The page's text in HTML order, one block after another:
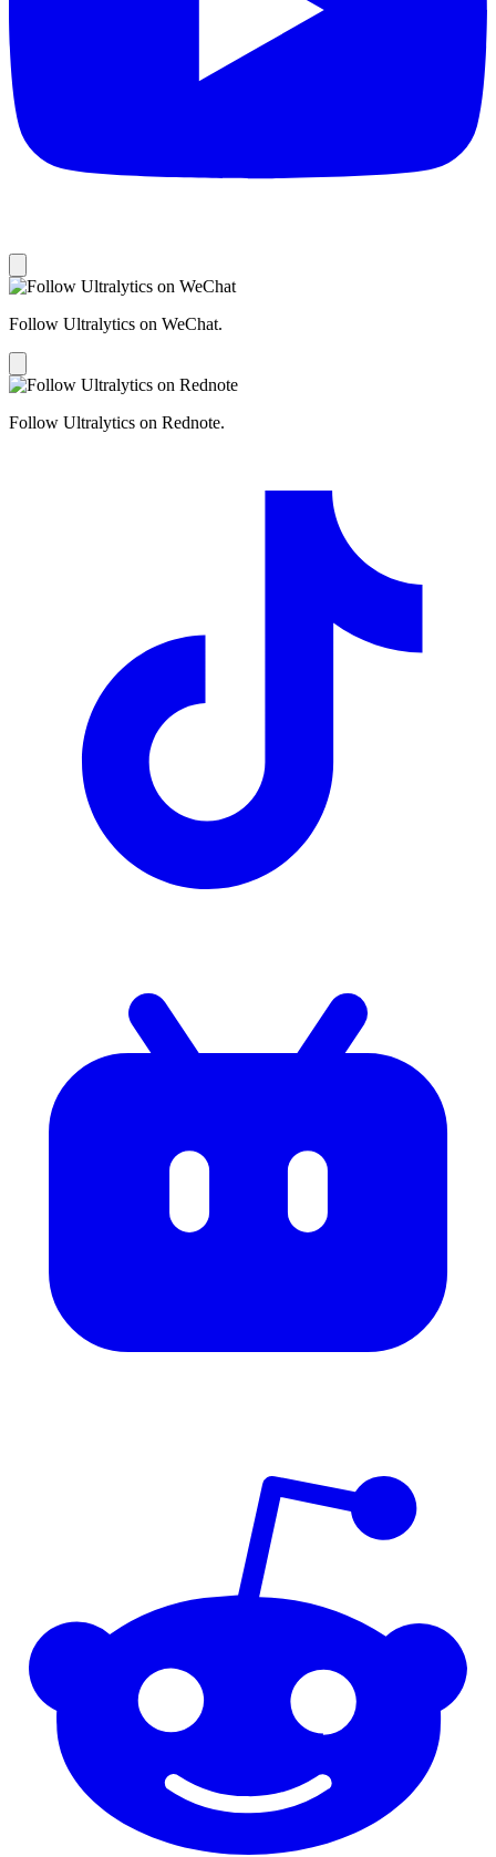
Follow Ultralytics on WeChat.
Follow Ultralytics on Rednote.